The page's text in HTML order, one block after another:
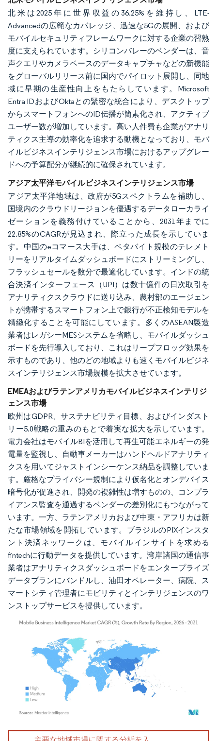
北米は2025年に世界収益の36.25%を維持し、LTE-
Advancedの広範なカバレッジ、迅速な5Gの展開、および
モバイルセキュリティフレームワークに対する企業の習熟
度に支えられています。シリコンバレーのベンダーは、音
声クエリやカメラベースのデータキャプチャなどの新機能
をグローバルリリース前に国内でパイロット展開し、同地
域に早期の生産性向上をもたらしています。Microsoft
Entra IDおよびOktaとの緊密な統合により、デスクトップ
からスマートフォンへのID伝播が簡素化され、アクティブ
ユーザー数が増加しています。高い人件費も企業がアナリ
ティクス主導の効率化を追求する動機となっており、モバ
イルビジネスインテリジェンス市場におけるアップグレー
ドへの予算配分が継続的に確保されています。
アジア太平洋モバイルビジネスインテリジェンス市場
アジア太平洋地域は、政府が5Gスペクトラムを補助し、
国境内のクラウドリージョンを優遇するデータローカライ
ゼーションを義務付けていることから、2031年までに
22.85%のCAGRが見込まれ、際立った成長を示していま
す。中国のeコマース大手は、ペタバイト規模のテレメト
リーをリアルタイムダッシュボードにストリーミングし、
フラッシュセールを数分で最適化しています。インドの統
合決済インターフェース（UPI）は数十億件の日次取引を
アナリティクスクラウドに送り込み、農村部のエージェン
トが携帯するスマートフォン上で銀行が不正検知モデルを
精緻化することを可能にしています。多くのASEAN製造
業者はレガシーMESシステムを省略し、モバイルダッシュ
ボードを先行導入しており、これはリープフロッグ効果を
示すものであり、他のどの地域よりも速くモバイルビジネ
スインテリジェンス市場規模を拡大させています。
EMEAおよびラテンアメリカモバイルビジネスインテリジ
ェンス市場
欧州はGDPR、サステナビリティ目標、およびインダスト
リー5.0戦略の重みのもとで着実な拡大を示しています。
電力会社はモバイルBIを活用して再生可能エネルギーの発
電量を監視し、自動車メーカーはハンドヘルドアナリティ
クスを用いてジャストインシーケンス納品を調整していま
す。厳格なプライバシー規制により仮名化とオンデバイス
暗号化が促進され、開発の複雑性は増すものの、コンプラ
イアンス監査を通過するベンダーの差別化にもつながって
います。一方、ラテンアメリカおよび中東・アフリカは新
たな市場領域を開拓しています。ブラジルのPIXインスタ
ント決済ネッワークは、モバイルインサイトを求める
fintechに行動データを提供しています。湾岸諸国の通信事
業者はアナリティクスダッシュボードをエンタープライズ
データプランにバンドルし、油田オペレーター、病院、ス
マートシティ管理者にモビリティとインテリジェンスのワ
ンストップサービスを提供しています。
画像 © Mordor Intelligence。再利用にはCC BY 4.0の表示が必要です。